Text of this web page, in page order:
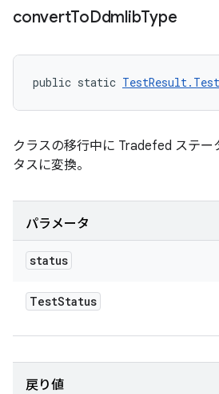
convertToDdmlibType
public static
クラスの移行中に Tradefed ステー
タスに変換。
パラメータ
status
TestStatus
戻り値